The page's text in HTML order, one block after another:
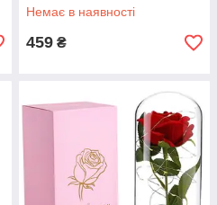
Немає в наявності
459 ₴